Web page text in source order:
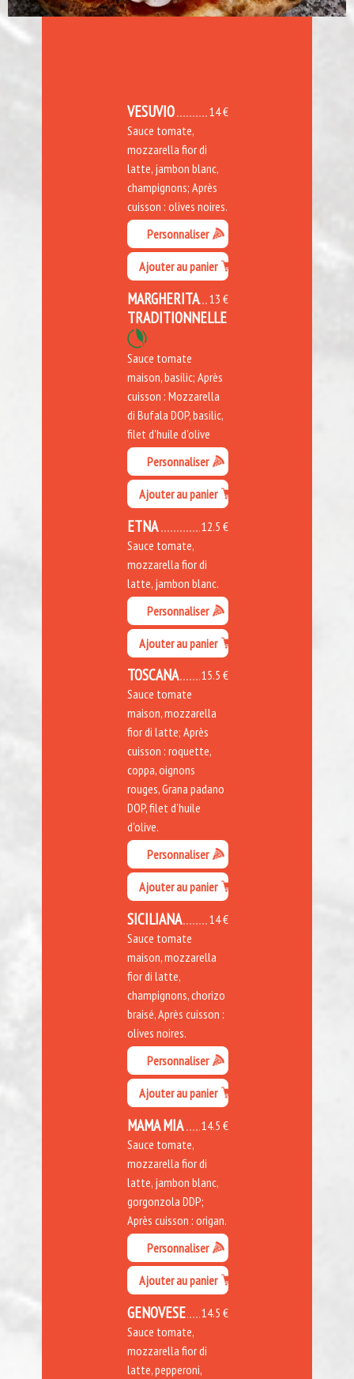
14 €
VESUVIO
Sauce tomate,
mozzarella fior di
latte, jambon blanc,
champignons; Après
cuisson : olives noires.
Personnaliser
Ajouter au panier
13 €
MARGHERITA
TRADITIONNELLE
Sauce tomate
maison, basilic; Après
cuisson : Mozzarella
di Bufala DOP, basilic,
filet d'huile d'olive
Personnaliser
Ajouter au panier
12.5 €
ETNA
Sauce tomate,
mozzarella fior di
latte, jambon blanc.
Personnaliser
Ajouter au panier
15.5 €
TOSCANA
Sauce tomate
maison, mozzarella
fior di latte; Après
cuisson : roquette,
coppa, oignons
rouges, Grana padano
DOP, filet d'huile
d'olive.
Personnaliser
Ajouter au panier
14 €
SICILIANA
Sauce tomate
maison, mozzarella
fior di latte,
champignons, chorizo
braisé, Après cuisson :
olives noires.
Personnaliser
Ajouter au panier
14.5 €
MAMA MIA
Sauce tomate,
mozzarella fior di
latte, jambon blanc,
gorgonzola DDP;
Après cuisson : origan.
Personnaliser
Ajouter au panier
14.5 €
GENOVESE
Sauce tomate,
mozzarella fior di
latte, pepperoni,